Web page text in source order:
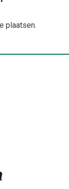
plaatsen.